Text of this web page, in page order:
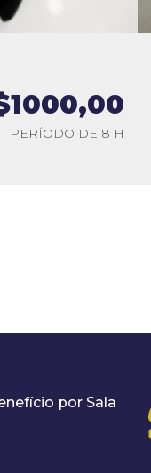
PERÍODO DE 8 H
por Sala